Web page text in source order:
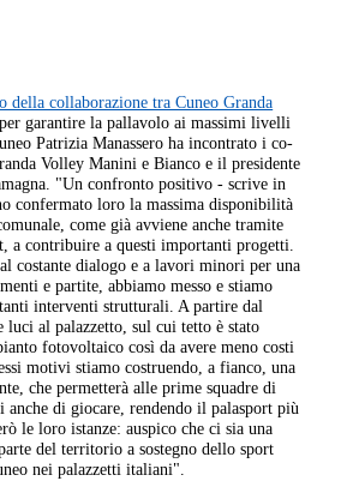
della collaborazione tra Cuneo Granda
per garantire la pallavolo ai massimi livelli
Patrizia Manassero ha incontrato i co-
Volley Manini e Bianco e il presidente
"Un confronto positivo - scrive in
confermato loro la massima disponibilità
come già avviene anche tramite
a contribuire a questi importanti progetti.
costante dialogo e a lavori minori per una
e partite, abbiamo messo e stiamo
interventi strutturali. A partire dal
luci al palazzetto, sul cui tetto è stato
fotovoltaico così da avere meno costi
motivi stiamo costruendo, a fianco, una
che permetterà alle prime squadre di
di giocare, rendendo il palasport più
le loro istanze: auspico che ci sia una
del territorio a sostegno dello sport
nei palazzetti italiani".